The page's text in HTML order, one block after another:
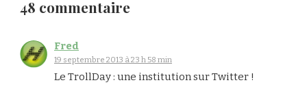
48 commentaire
Fred
19 septembre 2013 à 23 h 58 min
Le TrollDay : une institution sur Twitter !